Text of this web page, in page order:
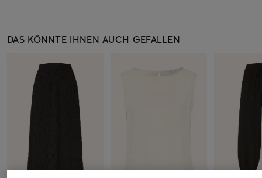
DAS KÖNNTE IHNEN AUCH GEFALLEN